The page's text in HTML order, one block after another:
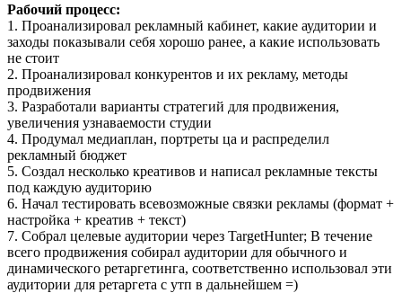
Рабочий процесс:
1. Проанализировал рекламный кабинет, какие аудитории и
заходы показывали себя хорошо ранее, а какие использовать
не стоит
2. Проанализировал конкурентов и их рекламу, методы
продвижения
3. Разработали варианты стратегий для продвижения,
увеличения узнаваемости студии
4. Продумал медиаплан, портреты ца и распределил
рекламный бюджет
5. Создал несколько креативов и написал рекламные тексты
под каждую аудиторию
6. Начал тестировать всевозможные связки рекламы (формат +
настройка + креатив + текст)
7. Собрал целевые аудитории через TargetHunter; В течение
всего продвижения собирал аудитории для обычного и
динамического ретаргетинга, соответственно использовал эти
аудитории для ретаргета с утп в дальнейшем =)